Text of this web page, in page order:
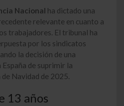
Nacional ha dictado una
relevante en cuanto a
trabajadores. El tribunal ha
por los sindicatos
la decisión de una
de suprimir la
Navidad de 2025.
13 años